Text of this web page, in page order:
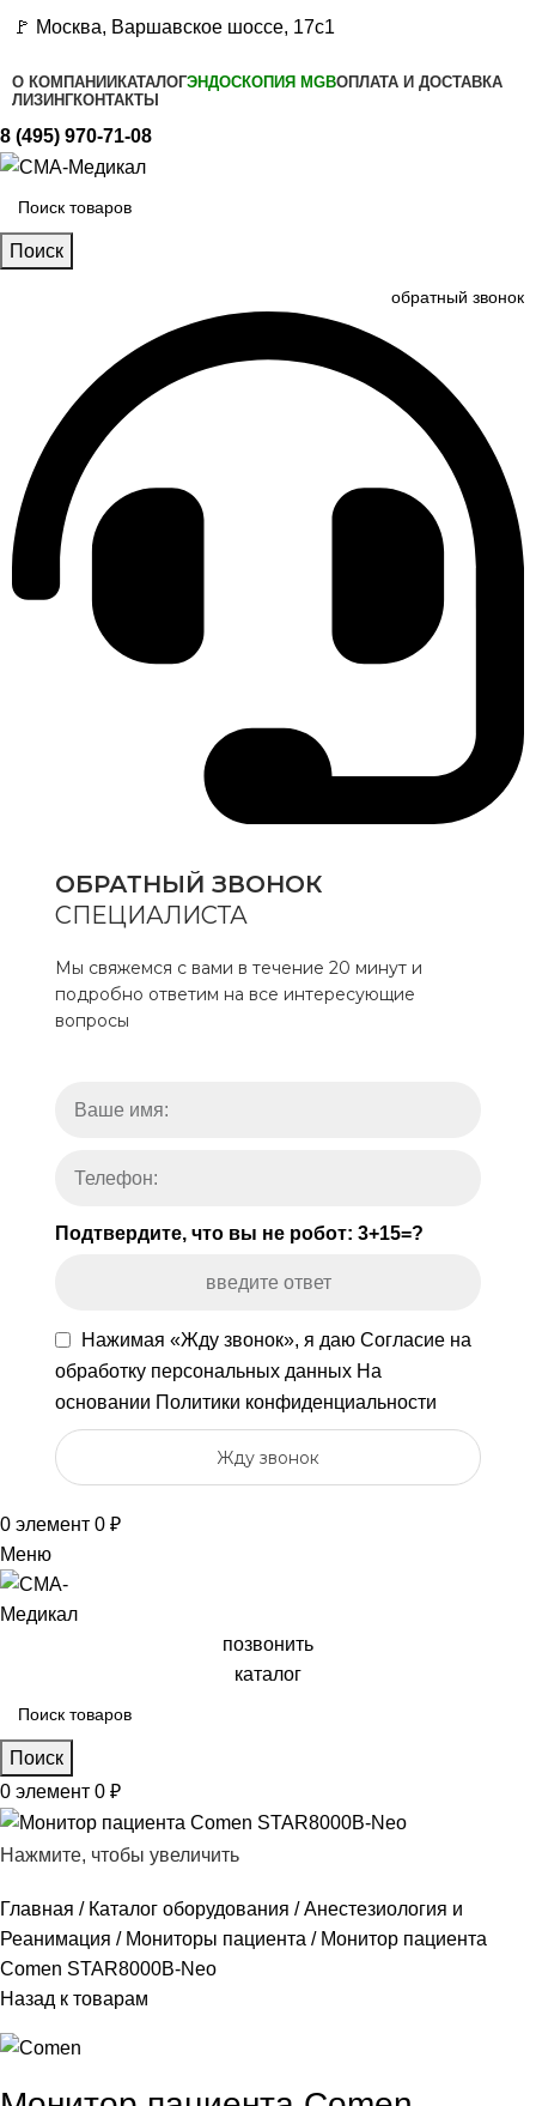
🚩 Москва, Варшавское шоссе, 17с1
О КОМПАНИИ КАТАЛОГЭНДОСКОПИЯ MGBОПЛАТА И ДОСТАВКА
ЛИЗИНГКОНТАКТЫ
8 (495) 970-71-08
Поиск
обратный звонок
ОБРАТНЫЙ ЗВОНОК
СПЕЦИАЛИСТА
Мы свяжемся с вами в течение 20 минут и
подробно ответим на все интересующие
вопросы
Подтвердите, что вы не робот: 3+15=?
Нажимая «Жду звонок», я даю Согласие на
обработку персональных данных На
основании Политики конфиденциальности
Жду звонок
0 элемент 0 ₽
Меню
позвонить
каталог
Поиск
0 элемент 0 ₽
Нажмите, чтобы увеличить
Главная Каталог оборудования
Анестезиология и
Реанимация
Мониторы пациента
Монитор пациента
Comen STAR8000В-Neo
Назад к товарам